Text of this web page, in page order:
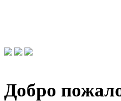
Добро